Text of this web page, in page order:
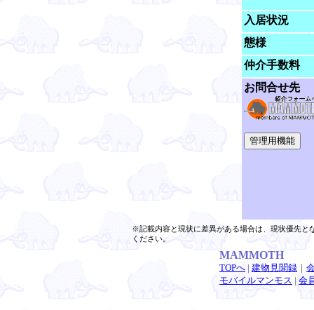
入居状況
態様
仲介手数料
お問合せ先
※記載内容と現状に差異がある場合は、現状優先と
ください。
MAMMOTH
TOPへ | 建物見聞録 ｜
モバイルマンモス | 会